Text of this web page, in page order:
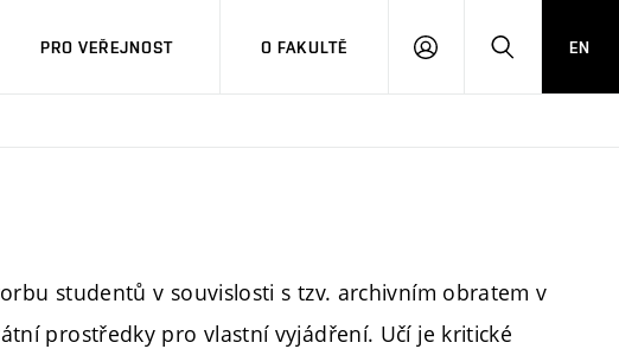
PRO VEŘEJNOST O FAKULTĚ
PŘIHLÁSITHLEDAT
EN
studentů v souvislosti s tzv. archivním obratem v
prostředky pro vlastní vyjádření. Učí je kritické